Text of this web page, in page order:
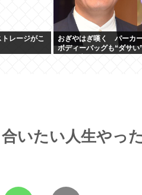
レージがこ
おぎやはぎ嘆く パーカ
ボディーバッグも“ダサ
いたい人生やった